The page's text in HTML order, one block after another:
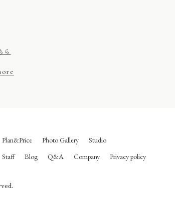
ら
Plan&Price Photo Gallery
Studio
Staff
Blog Q&A Company Privacy policy